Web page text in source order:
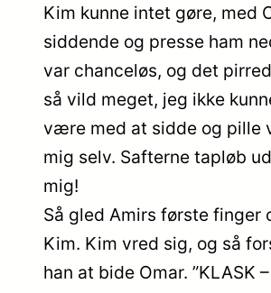
Kim kunne intet gøre, med
siddende og presse ham
var chanceløs, og det
så vild meget, jeg ikke
være med at sidde og pille
mig selv. Safterne tapløb
mig!
Så gled Amirs første finger
Kim. Kim vred sig, og så
han at bide Omar. ”KLASK –